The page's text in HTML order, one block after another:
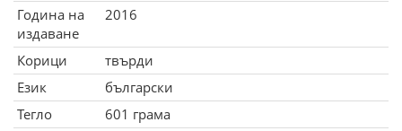
Година на
издаване
2016
Корици
твърди
Език
български
Тегло
601 грама